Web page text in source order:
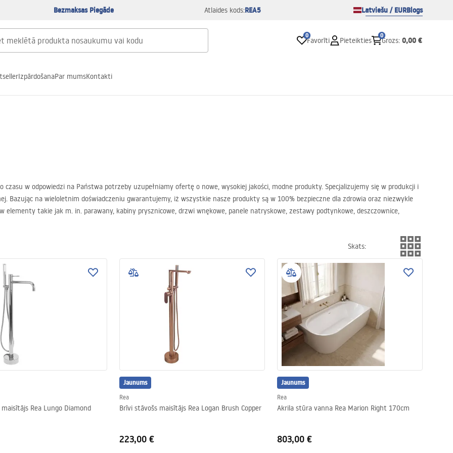
Bezmaksas Piegāde Atlaides kods:REA5 Latviešu / EURBlogs
0
Favorīti Pieteikties
0
Grozs: 0,00 €
IzpārdošanaPar mumsKontakti
czasu w odpowiedzi na Państwa potrzeby uzupełniamy ofertę o nowe, wysokiej jakości, modne produkty. Specjalizujemy się w produkcji i
Bazując na wieloletnim doświadczeniu gwarantujemy, iż wszystkie nasze produkty są w 100% bezpieczne dla zdrowia oraz niezwykle
takie jak m. in. parawany, kabiny prysznicowe, drzwi wnękowe, panele natryskowe, zestawy podtynkowe, deszczownice,
klientów i sprostanie najbardziej wyszukanym oczekiwaniom. Z nami o wyposażenie łazienki zadbało już ponad 500 000
asortymentu, profesjonale doradztwo i miłą obsługę.
Skats:
Rea Lungo Diamond
Jaunums
Rea
Brīvi stāvošs maisītājs Rea Logan Brush Copper
223,00 €
Jaunums
Rea
Akrila stūra vanna Rea Marion Right 170cm
803,00 €